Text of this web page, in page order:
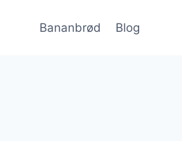
Bananbrød Blog